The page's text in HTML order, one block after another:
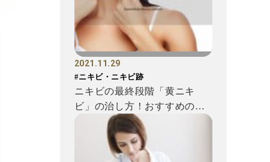
2021.11.29
#ニキビ・ニキビ跡
ニキビの最終段階「黄ニキ
ビ」の治し方！おすすめの治
療法を紹介